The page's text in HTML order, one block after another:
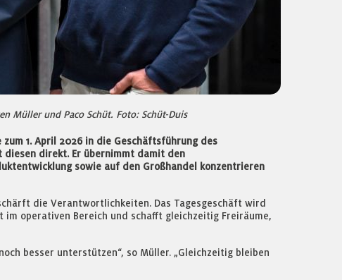
Müller und Paco Schüt. Foto: Schüt-Duis
1. April 2026 in die Geschäftsführung des
direkt. Er übernimmt damit den
sowie auf den Großhandel konzentrieren
die Verantwortlichkeiten. Das Tagesgeschäft wird
operativen Bereich und schafft gleichzeitig Freiräume,
besser unterstützen“, so Müller. „Gleichzeitig bleiben